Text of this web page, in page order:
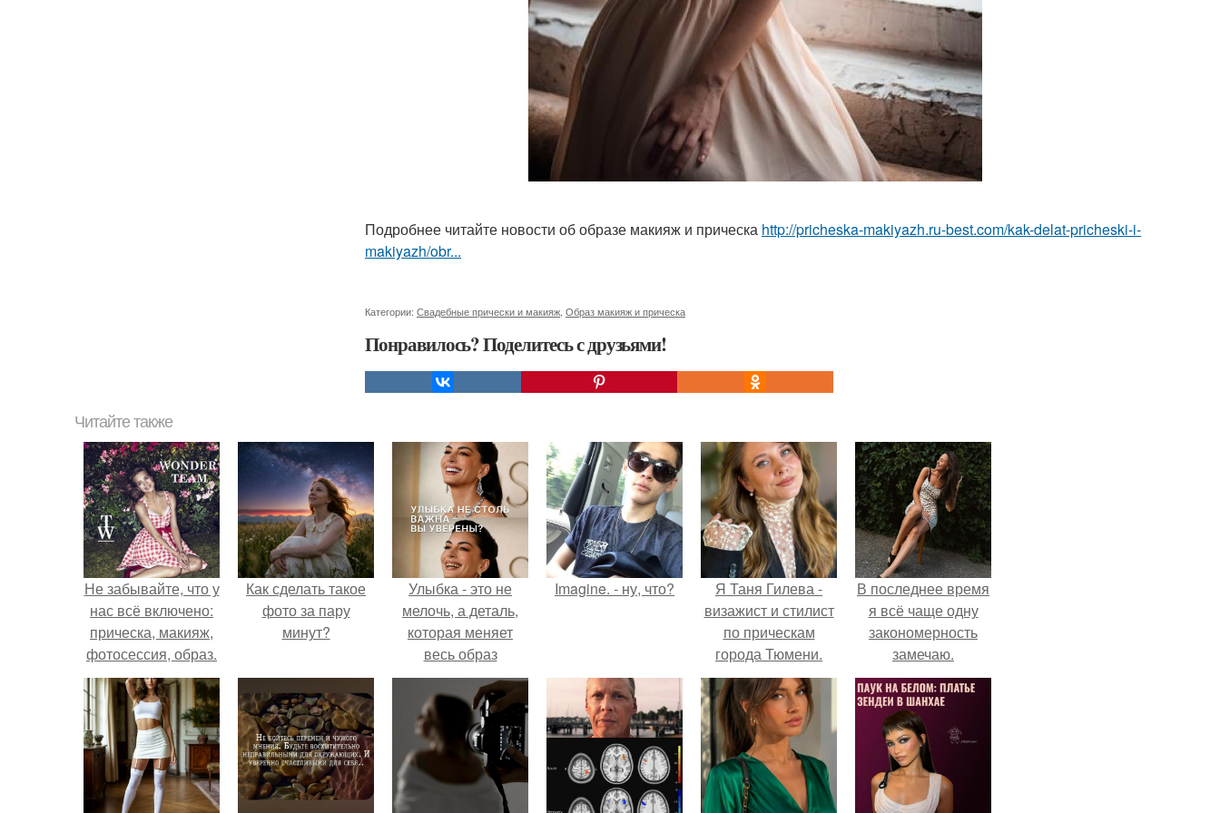
Подробнее читайте новости об образе макияж и прическа http://pricheska-makiyazh.ru-best.com/kak-delat-pricheski-i-
makiyazh/obr...
Категории: Свадебные прически и макияж Образ макияж и прическа
Понравилось? Поделитесь с друзьями!
Читайте также
Не забывайте, что у
нас всё включено:
прическа, макияж,
фотосессия, образ.
Как сделать такое
фото за пару
минут?
Улыбка - это не
мелочь, а деталь,
которая меняет
весь образ
человека.
Imagine. - ну, что?
Я Таня Гилева -
визажист и стилист
по прическам
города Тюмени.
В последнее время
я всё чаще одну
закономерность
замечаю.